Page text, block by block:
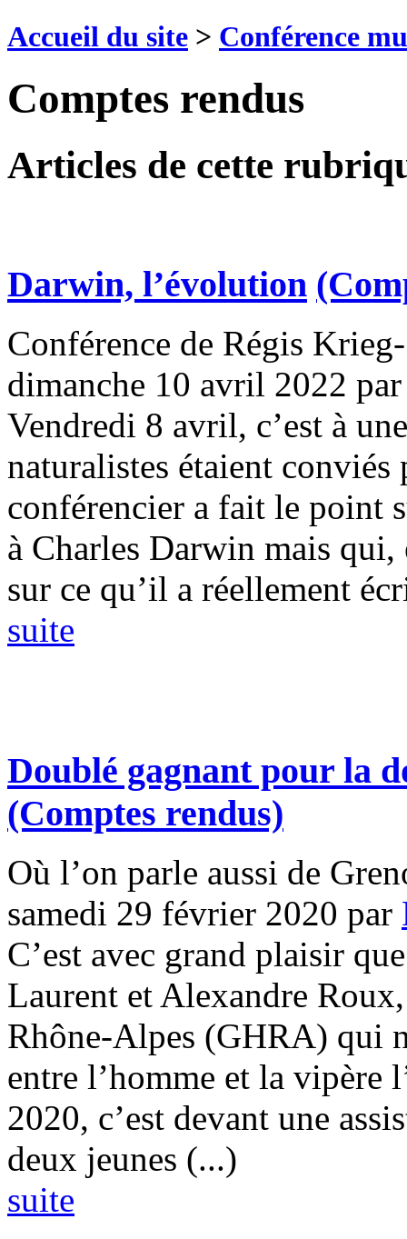
Accueil du site > Conférence
Comptes rendus
Articles de cette
Darwin, l’évolution
Conférence de Régis
dimanche 10 avril 2022
Vendredi 8 avril, c’est à
naturalistes étaient
conférencier a fait le point
à Charles Darwin mais qui,
sur ce qu’il a réellement
suite
Doublé gagnant pour la
(Comptes rendus)
Où l’on parle aussi de
samedi 29 février 2020 par
C’est avec grand plaisir
Laurent et Alexandre
Rhône-Alpes (GHRA) qui
entre l’homme et la vipère
2020, c’est devant une
deux jeunes (...)
suite